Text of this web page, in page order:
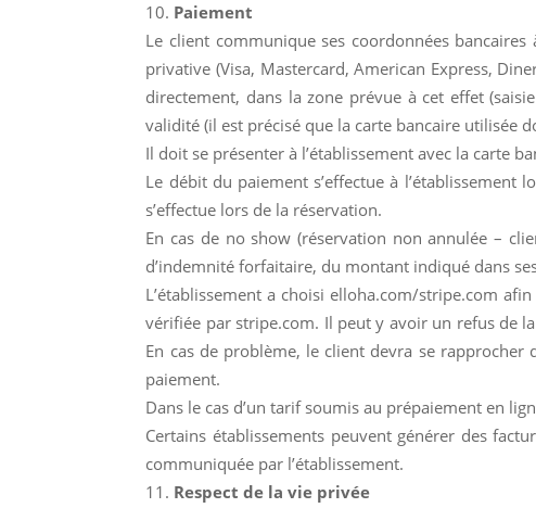
Paiement
Le client communique ses coordonnées
privative (Visa, Mastercard, American Express,
directement, dans la zone prévue à cet effet
validité (il est précisé que la carte bancaire utilisée
Il doit se présenter à l’établissement avec la carte
Le débit du paiement s’effectue à
s’effectue lors de la réservation.
En cas de no show (réservation non annulée –
d’indemnité forfaitaire, du montant indiqué dans
L’établissement a choisi elloha.com/stripe.com
vérifiée par stripe.com. Il peut y avoir un refus de
En cas de problème, le client devra se rapprocher
paiement.
Dans le cas d’un tarif soumis au prépaiement en
Certains établissements peuvent générer des
communiquée par l’établissement.
Respect de la vie privée